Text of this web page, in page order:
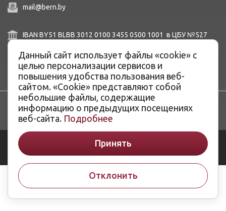
mail@bern.by
IBAN BY51 BLBB 3012 0100 3455 0500 1001 в ЦБУ №527
8Н,
BIC BLBBBY2X
© ОАО «Белэнергоремналадка», 2026
Данный сайт использует файлы «cookie» с
целью персонализации сервисов и
повышения удобства пользования веб-
сайтом. «Cookie» представляют собой
небольшие файлы, содержащие
информацию о предыдущих посещениях
веб-сайта. Подробнее
Принять
Отклонить